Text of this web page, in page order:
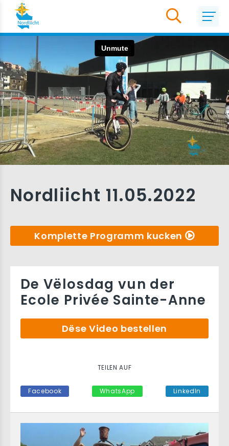
Nordliicht 11.05.2022
Komplette Programm kucken
De Vëlosdag vun der
Ecole Privée Sainte-Anne
Dëse Video bestellen
TEILEN AUF
Facebook WhatsApp LinkedIn